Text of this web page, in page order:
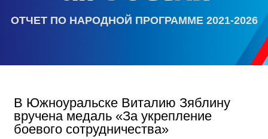
ОТЧЕТ ПО НАРОДНОЙ ПРОГРАММЕ 2021-2026
В Южноуральске Виталию Зяблину
вручена медаль «За укрепление
боевого сотрудничества»